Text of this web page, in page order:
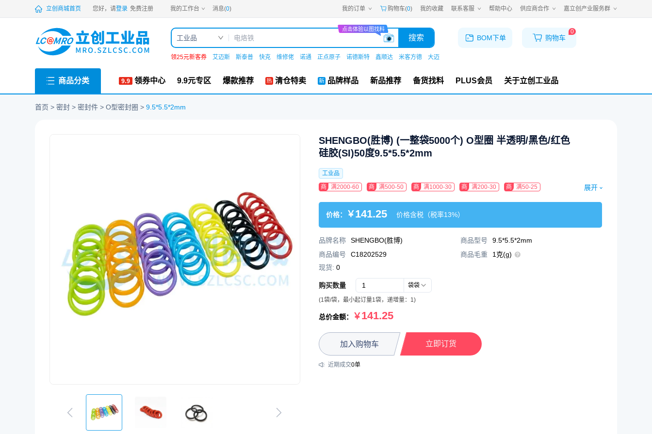
立创商城首页 您好，请登录 免费注册 我的工作台 消息(0) 我的订单 购物车(0) 我的收藏 联系客服 帮助中心 供应商合作 嘉立创产业服务群
嘉立创PCB
嘉立创SMT
嘉立创EDA
嘉立创社区
工业品
点击体验以图找料
搜索
领25元新客券 艾迈斯 斯泰普 快克 维修佬 诺通 正点原子 诺德斯特 鑫顺达 米客方德 大迈
BOM下单 购物车
0
商品分类 领券中心 9.9元专区 爆款推荐 清仓特卖 品牌样品 新品推荐 备货找料 PLUS会员 关于立创工业品
首页 密封 密封件 O型密封圈 9.5*5.5*2mm
SHENGBO(胜博) (一整袋5000个) O型圈 半透明/黑色/红色
硅胶(SI)50度9.5*5.5*2mm
工业品
商
满2000-60 商 满500-50 商 满1000-30 商 满200-30 商 满50-25 展开
价格： ￥ 141.25 价格含税（税率13%）
品牌名称 SHENGBO(胜博) 商品型号
9.5*5.5*2mm
商品编号
C18202529 商品毛重
1克(g)
现货: 0
购买数量 袋袋
(1袋/袋， 最小起订量1袋，递增量： 1)
总价金额： ￥ 141.25
加入购物车 立即订货
近期成交0单